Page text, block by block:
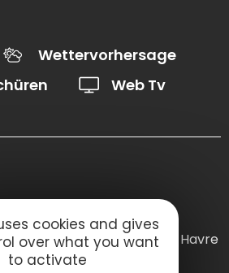
Wettervorhersage
Web Tv
Tourisme
– BP 649 – 76059 Le Havre
cookies and gives
over what you want
to activate